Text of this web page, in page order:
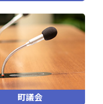
町議会